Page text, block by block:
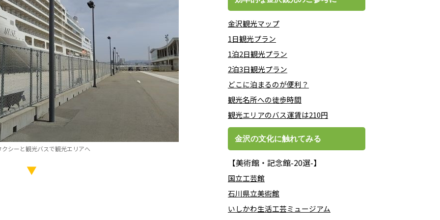
シーと観光バスで観光エリアへ
▼
金沢観光マップ
1日観光プラン
1泊2日観光プラン
2泊3日観光プラン
どこに泊まるのが便利？
観光名所への徒歩時間
観光エリアのバス運賃は210円
金沢の文化に触れてみる
【美術館・記念館-20選-】
国立工芸館
石川県立美術館
いしかわ生活工芸ミュージアム